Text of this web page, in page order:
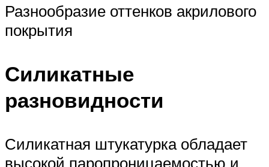
Разнообразие оттенков акрилового
покрытия
Силикатные
разновидности
Силикатная штукатурка обладает
высокой паропроницаемостью и